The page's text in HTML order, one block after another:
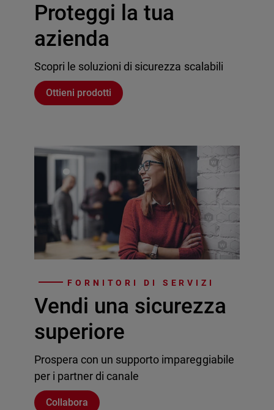
Proteggi la tua
azienda
Scopri le soluzioni di sicurezza scalabili
Ottieni prodotti
FORNITORI DI SERVIZI
Vendi una sicurezza
superiore
Prospera con un supporto impareggiabile
per i partner di canale
Collabora